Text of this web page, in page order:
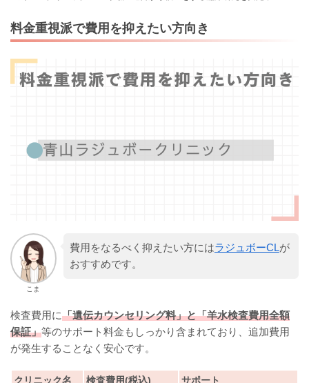
料金重視派で費用を抑えたい方向き
こま
費用をなるべく抑えたい方にはラジュボーCLが
おすすめです。
検査費用に「遺伝カウンセリング料」と「羊水検査費用全額
保証」等のサポート料金もしっかり含まれており、追加費用
が発生することなく安心です。
クリニック名 検査費用(税込) サポート